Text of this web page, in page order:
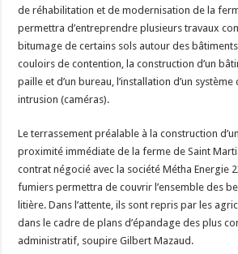
de réhabilitation et de modernisation de la
permettra d’entreprendre plusieurs travaux
bitumage de certains sols autour des
couloirs de contention, la construction d’un
paille et d’un bureau, l’installation d’un
intrusion (caméras).
Le terrassement préalable à la construction
proximité immédiate de la ferme de Saint
contrat négocié avec la société Métha Energie
fumiers permettra de couvrir l’ensemble des
litière. Dans l’attente, ils sont repris par les
dans le cadre de plans d’épandage des plus
administratif, soupire Gilbert Mazaud.